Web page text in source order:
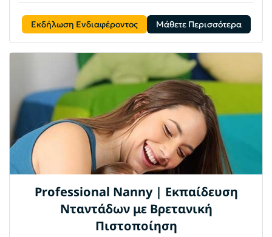
Εκδήλωση Ενδιαφέροντος Μάθετε Περισσότερα
Professional Nanny | Εκπαίδευση
Νταντάδων με Βρετανική
Πιστοποίηση